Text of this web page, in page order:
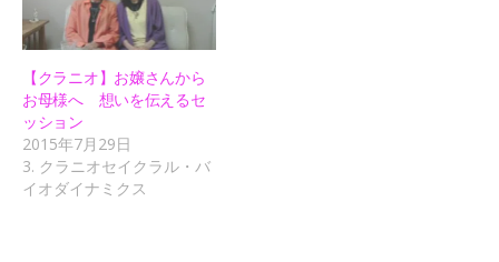
【クラニオ】お嬢さんから
お母様へ 想いを伝えるセ
ッション
2015年7月29日
3. クラニオセイクラル・バ
イオダイナミクス